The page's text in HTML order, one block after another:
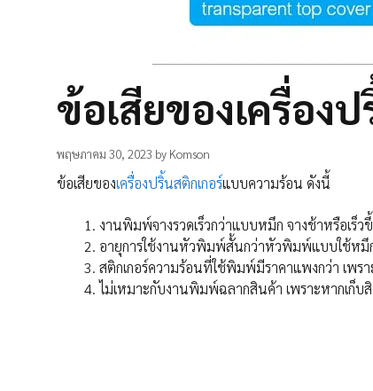
ข้อเสียของเครื่อง
พฤษภาคม 30, 2023 by Komson
ข้อเสียของเครื่องปริ้นสติกเกอร์แบบความร้อน ดังนี้
งานพิมพ์จางรวดเร็วกว่าแบบหมึก จางช้าหรือเร็
อายุการใช้งานหัวพิมพ์สั้นกว่าหัวพิมพ์แบบใช้หมึ
สติกเกอร์ความร้อนที่ใช้พิมพ์มีราคาแพงกว่า เพร
ไม่เหมาะกับงานพิมพ์ฉลากสินค้า เพราะหากเก็บ